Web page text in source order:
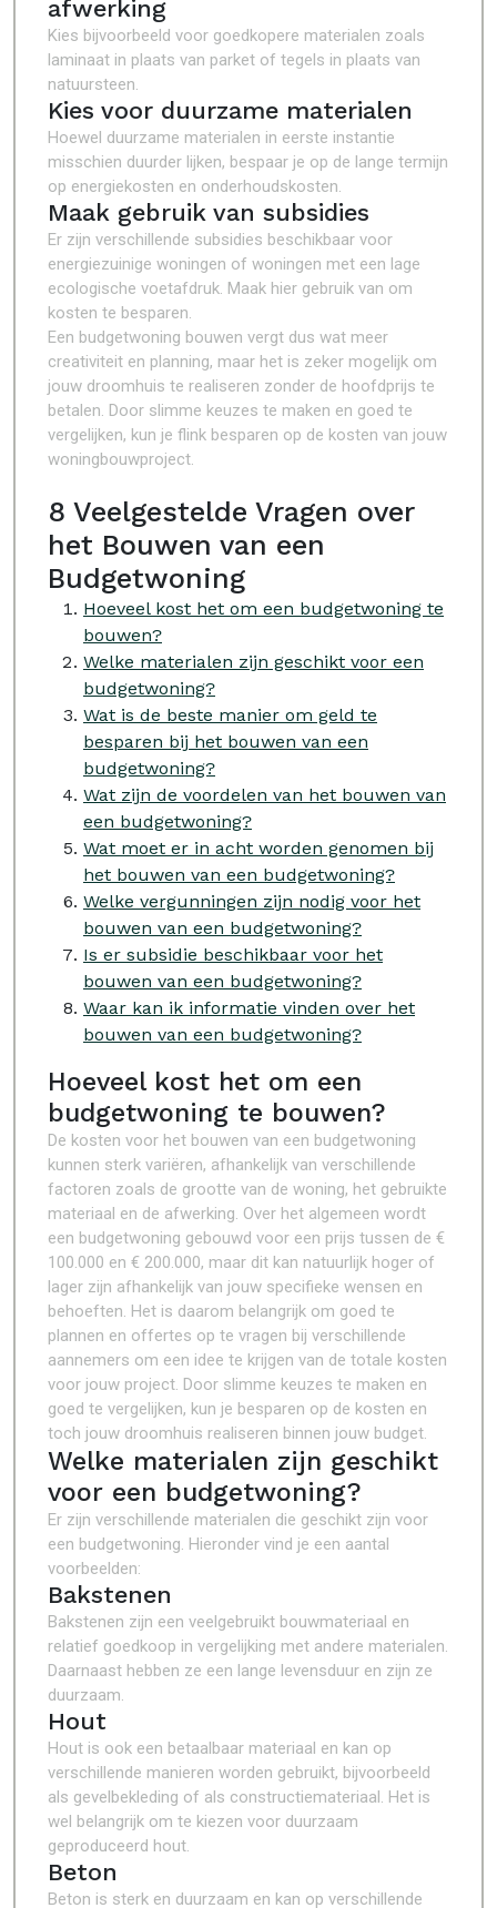
afwerking
Kies bijvoorbeeld voor goedkopere materialen zoals
laminaat in plaats van parket of tegels in plaats van
natuursteen.
Kies voor duurzame materialen
Hoewel duurzame materialen in eerste instantie
misschien duurder lijken, bespaar je op de lange termijn
op energiekosten en onderhoudskosten.
Maak gebruik van subsidies
Er zijn verschillende subsidies beschikbaar voor
energiezuinige woningen of woningen met een lage
ecologische voetafdruk. Maak hier gebruik van om
kosten te besparen.
Een budgetwoning bouwen vergt dus wat meer
creativiteit en planning, maar het is zeker mogelijk om
jouw droomhuis te realiseren zonder de hoofdprijs te
betalen. Door slimme keuzes te maken en goed te
vergelijken, kun je flink besparen op de kosten van jouw
woningbouwproject.
8 Veelgestelde Vragen over
het Bouwen van een
Budgetwoning
Hoeveel kost het om een budgetwoning te
bouwen?
Welke materialen zijn geschikt voor een
budgetwoning?
Wat is de beste manier om geld te
besparen bij het bouwen van een
budgetwoning?
Wat zijn de voordelen van het bouwen van
een budgetwoning?
Wat moet er in acht worden genomen bij
het bouwen van een budgetwoning?
Welke vergunningen zijn nodig voor het
bouwen van een budgetwoning?
Is er subsidie beschikbaar voor het
bouwen van een budgetwoning?
Waar kan ik informatie vinden over het
bouwen van een budgetwoning?
Hoeveel kost het om een
budgetwoning te bouwen?
De kosten voor het bouwen van een budgetwoning
kunnen sterk variëren, afhankelijk van verschillende
factoren zoals de grootte van de woning, het gebruikte
materiaal en de afwerking. Over het algemeen wordt
een budgetwoning gebouwd voor een prijs tussen de €
100.000 en € 200.000, maar dit kan natuurlijk hoger of
lager zijn afhankelijk van jouw specifieke wensen en
behoeften. Het is daarom belangrijk om goed te
plannen en offertes op te vragen bij verschillende
aannemers om een idee te krijgen van de totale kosten
voor jouw project. Door slimme keuzes te maken en
goed te vergelijken, kun je besparen op de kosten en
toch jouw droomhuis realiseren binnen jouw budget.
Welke materialen zijn geschikt
voor een budgetwoning?
Er zijn verschillende materialen die geschikt zijn voor
een budgetwoning. Hieronder vind je een aantal
voorbeelden:
Bakstenen
Bakstenen zijn een veelgebruikt bouwmateriaal en
relatief goedkoop in vergelijking met andere materialen.
Daarnaast hebben ze een lange levensduur en zijn ze
duurzaam.
Hout
Hout is ook een betaalbaar materiaal en kan op
verschillende manieren worden gebruikt, bijvoorbeeld
als gevelbekleding of als constructiemateriaal. Het is
wel belangrijk om te kiezen voor duurzaam
geproduceerd hout.
Beton
Beton is sterk en duurzaam en kan op verschillende